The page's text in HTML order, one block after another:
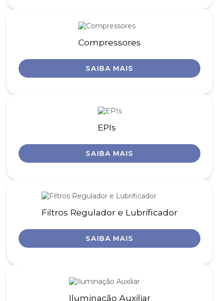
Compressores
SAIBA MAIS
EPIs
SAIBA MAIS
Filtros Regulador e Lubrificador
SAIBA MAIS
Iluminação Auxiliar